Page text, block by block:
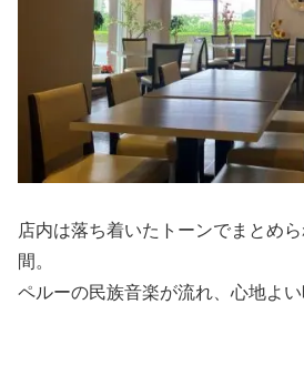
店内は落ち着いたトーンでまとめ
間。
ペルーの民族音楽が流れ、心地よい